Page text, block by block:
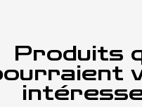
Produits